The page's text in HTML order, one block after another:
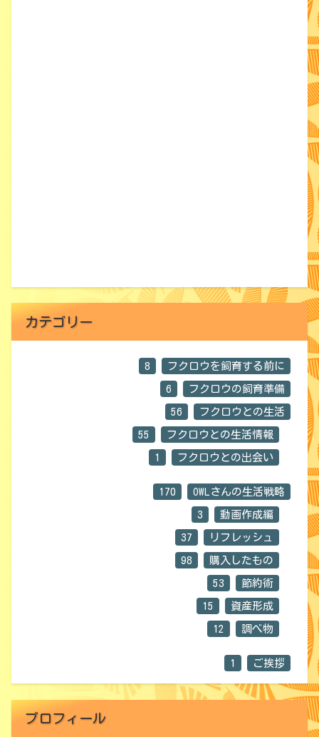
カテゴリー
フクロウを飼育する前に
8
フクロウの飼育準備
6
フクロウとの生活
56
フクロウとの生活情報
55
フクロウとの出会い
1
OWLさんの生活戦略
170
動画作成編
3
リフレッシュ
37
購入したもの
98
節約術
53
資産形成
15
調べ物
12
ご挨拶
1
プロフィール